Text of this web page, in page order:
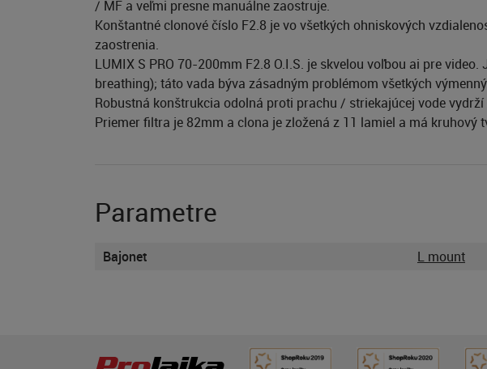
/ MF a veľmi presne manuálne zaostruje.
Konštantné clonové číslo F2.8 je vo všetkých ohniskových
zaostrenia.
LUMIX S PRO 70-200mm F2.8 O.I.S. je skvelou voľbou ai pre
breathing); táto vada býva zásadným problémom všetkých
Robustná konštrukcia odolná proti prachu / striekajúcej vode
Priemer filtra je 82mm a clona je zložená z 11 lamiel a má kruhový
Parametre
Bajonet L mount